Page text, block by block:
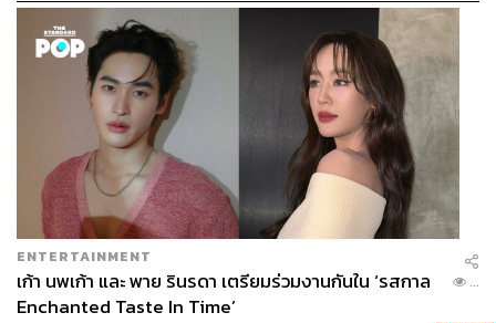
ENTERTAINMENT
เก้า นพเก้า และ พาย รินรดา เตรียมร่วมงานกันใน ‘รสกาล
Enchanted Taste In Time’
...